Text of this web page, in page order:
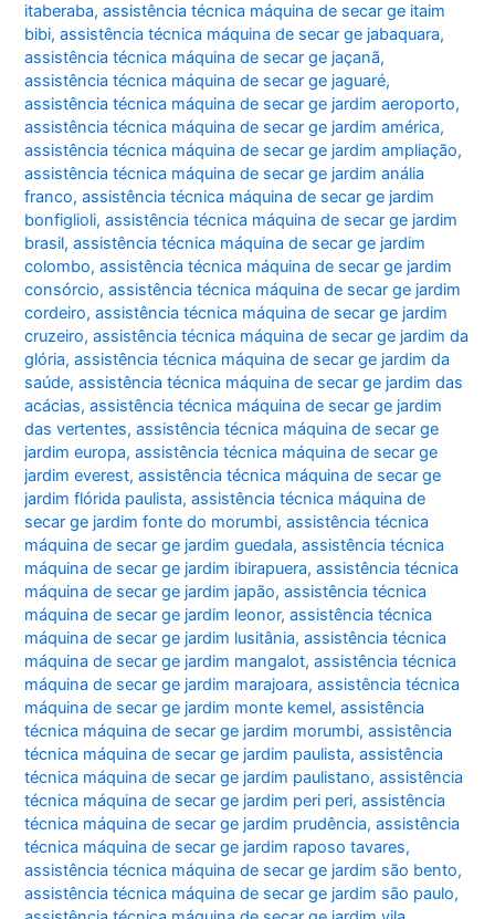
itaberaba,assistência técnica máquina de secar ge itaim
bibi,assistência técnica máquina de secar ge jabaquara,
assistência técnica máquina de secar ge jaçanã,
assistência técnica máquina de secar ge jaguaré,
assistência técnica máquina de secar ge jardim aeroporto,
assistência técnica máquina de secar ge jardim américa,
assistência técnica máquina de secar ge jardim ampliação,
assistência técnica máquina de secar ge jardim anália
franco,assistência técnica máquina de secar ge jardim
bonfiglioli,assistência técnica máquina de secar ge jardim
brasil,assistência técnica máquina de secar ge jardim
colombo,assistência técnica máquina de secar ge jardim
consórcio,assistência técnica máquina de secar ge jardim
cordeiro,assistência técnica máquina de secar ge jardim
cruzeiro,assistência técnica máquina de secar ge jardim da
glória,assistência técnica máquina de secar ge jardim da
saúde,assistência técnica máquina de secar ge jardim das
acácias,assistência técnica máquina de secar ge jardim
das vertentes,assistência técnica máquina de secar ge
jardim europa,assistência técnica máquina de secar ge
jardim everest,assistência técnica máquina de secar ge
jardim flórida paulista,assistência técnica máquina de
secar ge jardim fonte do morumbi,assistência técnica
máquina de secar ge jardim guedala,assistência técnica
máquina de secar ge jardim ibirapuera,assistência técnica
máquina de secar ge jardim japão,assistência técnica
máquina de secar ge jardim leonor,assistência técnica
máquina de secar ge jardim lusitânia,assistência técnica
máquina de secar ge jardim mangalot,assistência técnica
máquina de secar ge jardim marajoara,assistência técnica
máquina de secar ge jardim monte kemel,assistência
técnica máquina de secar ge jardim morumbi,assistência
técnica máquina de secar ge jardim paulista,assistência
técnica máquina de secar ge jardim paulistano,assistência
técnica máquina de secar ge jardim peri peri,assistência
técnica máquina de secar ge jardim prudência,assistência
técnica máquina de secar ge jardim raposo tavares,
assistência técnica máquina de secar ge jardim são bento,
assistência técnica máquina de secar ge jardim são paulo,